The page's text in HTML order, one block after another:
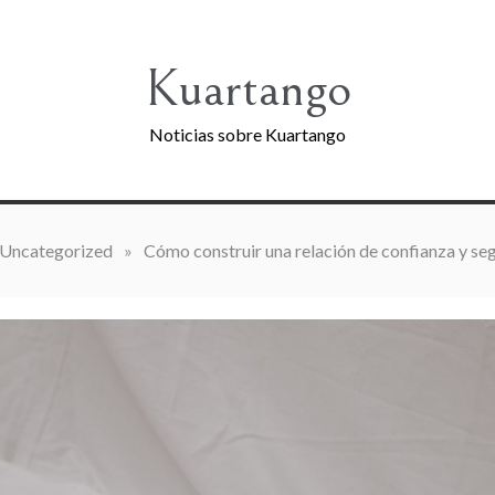
Kuartango
Noticias sobre Kuartango
Uncategorized » Cómo construir una relación de confianza y